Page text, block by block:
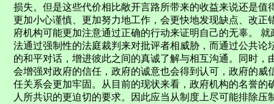
损失。但是这些代价相比敞开言路所带来的收益来说还是
更加小心谨慎、更加努力地工作，会更快地发现缺点、改
府机构可能更加注意通过正确的行动来证明自己的无辜。
法通过强制性的法庭裁判来对批评者相威胁，而通过公共
的和平对话，增进彼此之间的真诚了解与相互沟通。同时
会增强对政府的信任，政府的诚意也会得到认可，政府的
任关系会更加牢固。从目前的现状来看，政府机构的名誉
人所共识的更迫切的要求。因此应当从制度上尽可能排除